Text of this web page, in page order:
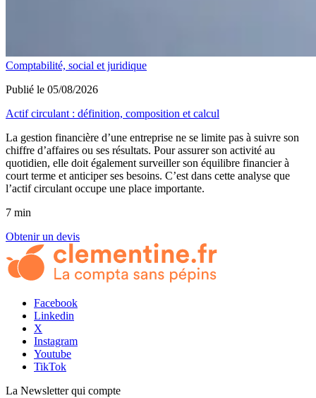
Comptabilité, social et juridique
Publié le 05/08/2026
Actif circulant : définition, composition et calcul
La gestion financière d’une entreprise ne se limite pas à suivre son
chiffre d’affaires ou ses résultats. Pour assurer son activité au
quotidien, elle doit également surveiller son équilibre financier à
court terme et anticiper ses besoins. C’est dans cette analyse que
l’actif circulant occupe une place importante.
7 min
Obtenir un devis
Facebook
Linkedin
X
Instagram
Youtube
TikTok
La Newsletterqui compte